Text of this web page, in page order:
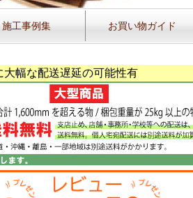
施工事例集 お買い物ガイド
幅な配送遅延の可能性有